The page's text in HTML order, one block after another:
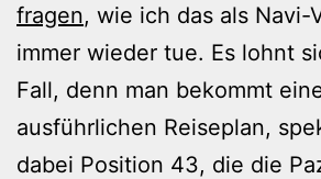
fragen, wie ich das als Navi-
immer wieder tue. Es lohnt
Fall, denn man bekommt
ausführlichen Reiseplan,
dabei Position 43, die die